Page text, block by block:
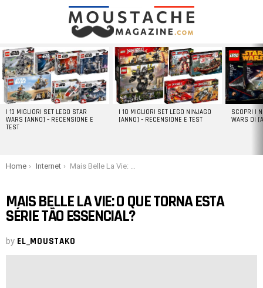
LATEST
STORIES
I 13 MIGLIORI SET LEGO STAR
WARS [ANNO] – RECENSIONE E
TEST
I 10 MIGLIORI SET LEGO NINJAGO
[ANNO] – RECENSIONE E TEST
SCOPRI I
WARS DI
You are here:
Home Internet Mais Belle La Vie: O que torna esta série tão essencial?
MAIS BELLE LA VIE: O QUE TORNA ESTA
SÉRIE TÃO ESSENCIAL?
by EL_MOUSTAKO